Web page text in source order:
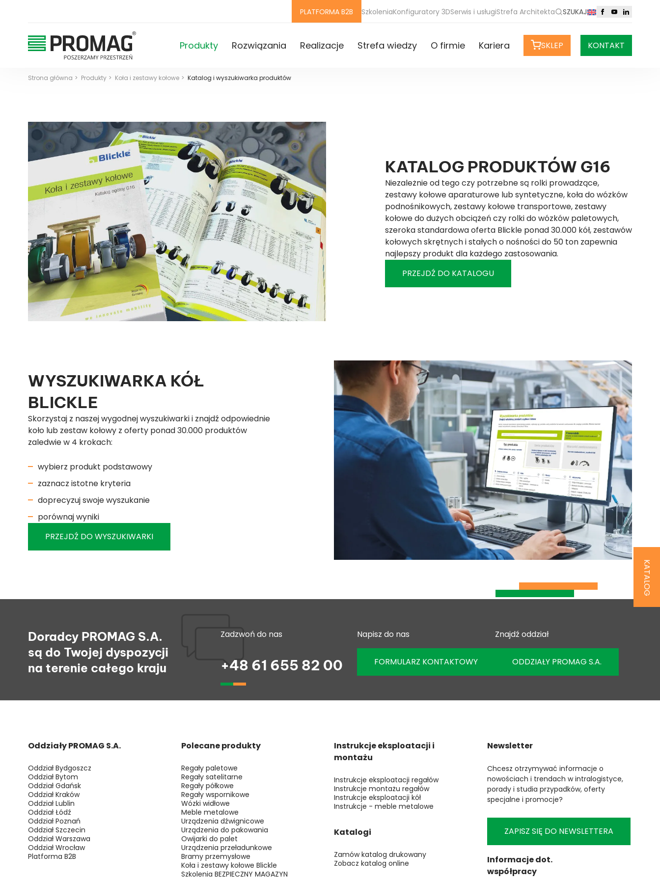
PLATFORMA B2B SzkoleniaKonfiguratory 3DSerwis i usługiStrefa Architekta SZUKAJ
Produkty Rozwiązania Realizacje Strefa wiedzy O firmie Kariera SKLEP KONTAKT
Strona główna Produkty Koła i zestawy kołowe Katalog i wyszukiwarka produktów
KATALOG PRODUKTÓW G16
Niezależnie od tego czy potrzebne są rolki prowadzące,
zestawy kołowe aparaturowe lub syntetyczne, koła do wózków
podnośnikowych, zestawy kołowe transportowe, zestawy
kołowe do dużych obciążeń czy rolki do wózków paletowych,
szeroka standardowa oferta Blickle ponad 30.000 kół, zestawów
kołowych skrętnych i stałych o nośności do 50 ton zapewnia
najlepszy produkt dla każdego zastosowania.
PRZEJDŹ DO KATALOGU
WYSZUKIWARKA KÓŁ
BLICKLE
Skorzystaj z naszej wygodnej wyszukiwarki i znajdź odpowiednie
koło lub zestaw kołowy z oferty ponad 30.000 produktów
zaledwie w 4 krokach:
wybierz produkt podstawowy
zaznacz istotne kryteria
doprecyzuj swoje wyszukanie
porównaj wyniki
PRZEJDŹ DO WYSZUKIWARKI
KATALOG
Doradcy PROMAG S.A.
są do Twojej dyspozycji
na terenie całego kraju
Zadzwoń do nas
+48 61 655 82 00
Napisz do nas
FORMULARZ KONTAKTOWY
Znajdź oddział
ODDZIAŁY PROMAG S.A.
Oddziały PROMAG S.A.
Oddział Bydgoszcz
Oddział Bytom
Oddział Gdańsk
Oddział Kraków
Oddział Lublin
Oddział Łódź
Oddział Poznań
Oddział Szczecin
Oddział Warszawa
Oddział Wrocław
Platforma B2B
Polecane produkty
Regały paletowe
Regały satelitarne
Regały półkowe
Regały wspornikowe
Wózki widłowe
Meble metalowe
Urządzenia dźwignicowe
Urządzenia do pakowania
Owijarki do palet
Urządzenia przeładunkowe
Bramy przemysłowe
Koła i zestawy kołowe Blickle
Szkolenia BEZPIECZNY MAGAZYN
Katalogi
Zamów katalog drukowany
Zobacz katalog online
Instrukcje eksploatacji i
montażu
Instrukcje eksploatacji regałów
Instrukcje montażu regałów
Instrukcje eksploatacji kół
Instrukcje - meble metalowe
Newsletter
Chcesz otrzymywać informacje o
nowościach i trendach w intralogistyce,
porady i studia przypadków, oferty
specjalne i promocje?
ZAPISZ SIĘ DO NEWSLETTERA
Informacje dot.
współpracy